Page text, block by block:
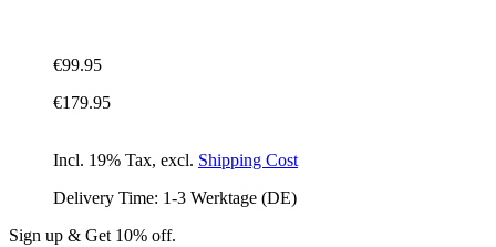
€99.95
€179.95
Incl. 19% Tax, excl. Shipping Cost
Delivery Time: 1-3 Werktage (DE)
Sign up & Get 10% off.